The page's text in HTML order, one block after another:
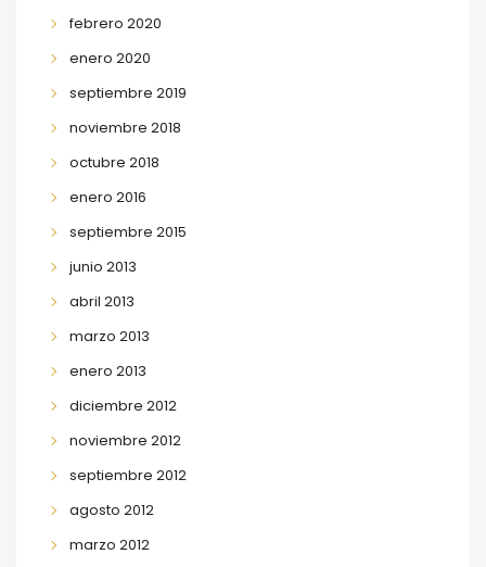
febrero 2020
enero 2020
septiembre 2019
noviembre 2018
octubre 2018
enero 2016
septiembre 2015
junio 2013
abril 2013
marzo 2013
enero 2013
diciembre 2012
noviembre 2012
septiembre 2012
agosto 2012
marzo 2012